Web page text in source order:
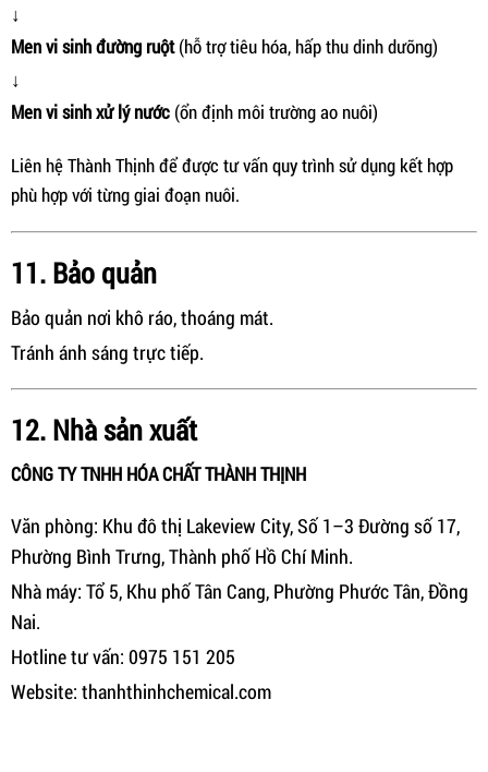
↓
Men vi sinh đường ruột(hỗ trợ tiêu hóa, hấp thu dinh dưỡng)
↓
Men vi sinh xử lý nước (ổn định môi trường ao nuôi)
Liên hệ Thành Thịnh để được tư vấn quy trình sử dụng kết hợp
phù hợp với từng giai đoạn nuôi.
11. Bảo quản
Bảo quản nơi khô ráo, thoáng mát.
Tránh ánh sáng trực tiếp.
12. Nhà sản xuất
CÔNG TY TNHH HÓA CHẤT THÀNH THỊNH
Văn phòng: Khu đô thị Lakeview City, Số 1–3 Đường số 17,
Phường Bình Trưng, Thành phố Hồ Chí Minh.
Nhà máy: Tổ 5, Khu phố Tân Cang, Phường Phước Tân, Đồng
Nai.
Hotline tư vấn: 0975 151 205
Website: thanhthinhchemical.com